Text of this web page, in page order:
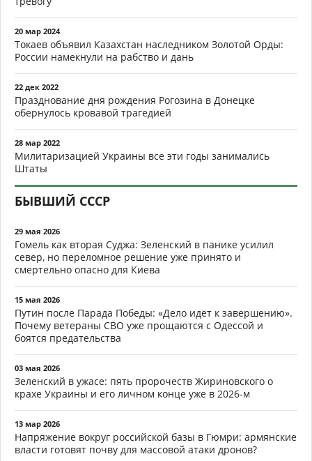
20 мар 2024
Токаев объявил Казахстан наследником Золотой Орды:
России намекнули на рабство и дань
22 дек 2022
Празднование дня рождения Рогозина в Донецке
обернулось кровавой трагедией
28 мар 2022
Милитаризацией Украины все эти годы занимались
Штаты
БЫВШИЙ СССР
29 мая 2026
Гомель как вторая Суджа: Зеленский в панике усилил
север, но переломное решение уже принято и
смертельно опасно для Киева
15 мая 2026
Путин после Парада Победы: «Дело идёт к завершению».
Почему ветераны СВО уже прощаются с Одессой и
боятся предательства
03 мая 2026
Зеленский в ужасе: пять пророчеств Жириновского о
крахе Украины и его личном конце уже в 2026-м
13 мар 2026
Напряжение вокруг российской базы в Гюмри: армянские
власти готовят почву для массовой атаки дронов?